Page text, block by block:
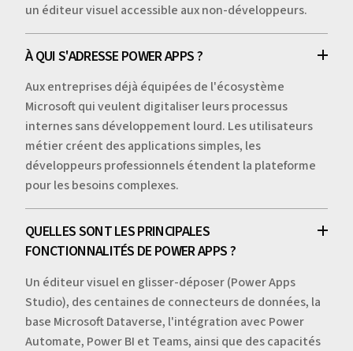
un éditeur visuel accessible aux non-développeurs.
À QUI S'ADRESSE POWER APPS ?
Aux entreprises déjà équipées de l'écosystème
Microsoft qui veulent digitaliser leurs processus
internes sans développement lourd. Les utilisateurs
métier créent des applications simples, les
développeurs professionnels étendent la plateforme
pour les besoins complexes.
QUELLES SONT LES PRINCIPALES
FONCTIONNALITÉS DE POWER APPS ?
Un éditeur visuel en glisser-déposer (Power Apps
Studio), des centaines de connecteurs de données, la
base Microsoft Dataverse, l'intégration avec Power
Automate, Power BI et Teams, ainsi que des capacités